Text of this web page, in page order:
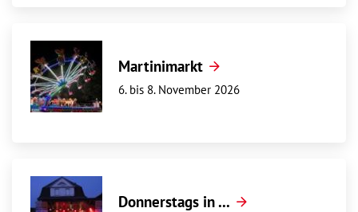
Martinimarkt
6. bis 8. November 2026
Donnerstags in ...